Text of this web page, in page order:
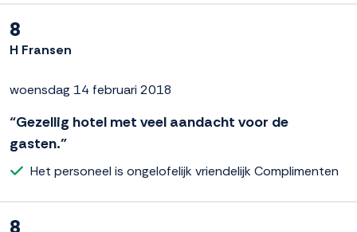
8
H Fransen
woensdag 14 februari 2018
“Gezellig hotel met veel aandacht voor de
gasten.”
Het personeel is ongelofelijk vriendelijk Complimenten